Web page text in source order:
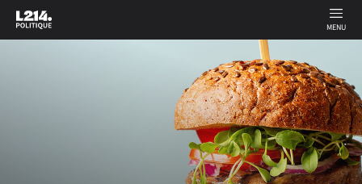
MENU